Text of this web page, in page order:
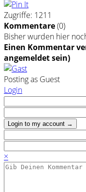
Zugriffe: 1211
Kommentare(0)
Bisher wurden hier
Einen Kommentar
angemeldet sein)
Posting as Guest
Login
Login to my account →
×